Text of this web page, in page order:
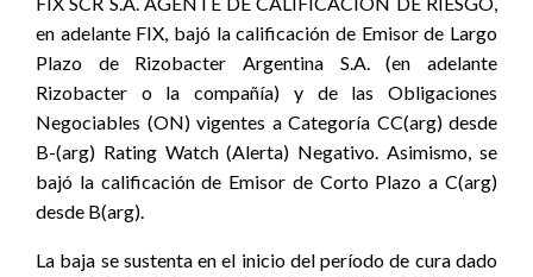
en adelante FIX, bajó la calificación de Emisor de Largo
Plazo de Rizobacter Argentina S.A. (en adelante
Rizobacter o la compañía) y de las Obligaciones
Negociables (ON) vigentes a Categoría CC(arg) desde
B-(arg) Rating Watch (Alerta) Negativo. Asimismo, se
bajó la calificación de Emisor de Corto Plazo a C(arg)
desde B(arg).
La baja se sustenta en el inicio del período de cura dado